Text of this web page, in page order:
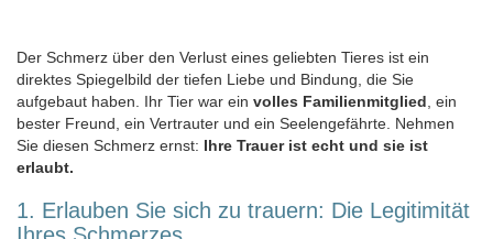
Der Schmerz über den Verlust eines geliebten Tieres ist ein
direktes Spiegelbild der tiefen Liebe und Bindung, die Sie
aufgebaut haben. Ihr Tier war ein volles Familienmitglied , ein
bester Freund, ein Vertrauter und ein Seelengefährte. Nehmen
Sie diesen Schmerz ernst: Ihre Trauer ist echt und sie ist
erlaubt.
1. Erlauben Sie sich zu trauern: Die Legitimität